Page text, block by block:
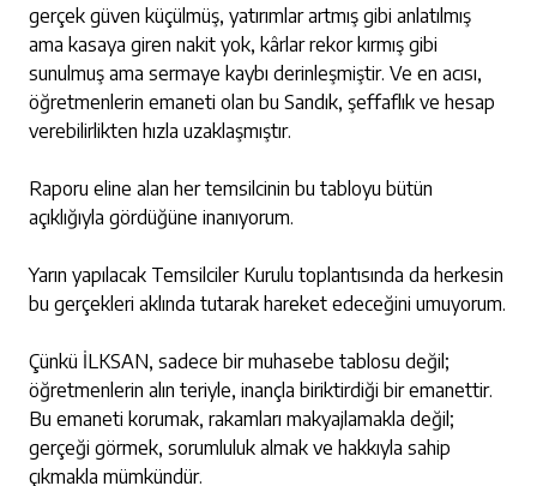
gerçek güven küçülmüş, yatırımlar artmış gibi anlatılmış
ama kasaya giren nakit yok, kârlar rekor kırmış gibi
sunulmuş ama sermaye kaybı derinleşmiştir. Ve en acısı,
öğretmenlerin emaneti olan bu Sandık, şeffaflık ve hesap
verebilirlikten hızla uzaklaşmıştır.
Raporu eline alan her temsilcinin bu tabloyu bütün
açıklığıyla gördüğüne inanıyorum.
Yarın yapılacak Temsilciler Kurulu toplantısında da herkesin
bu gerçekleri aklında tutarak hareket edeceğini umuyorum.
Çünkü İLKSAN, sadece bir muhasebe tablosu değil;
öğretmenlerin alın teriyle, inançla biriktirdiği bir emanettir.
Bu emaneti korumak, rakamları makyajlamakla değil;
gerçeği görmek, sorumluluk almak ve hakkıyla sahip
çıkmakla mümkündür.